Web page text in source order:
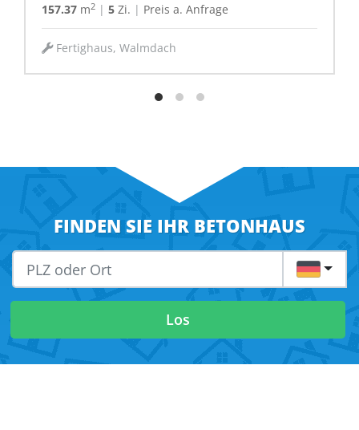
157.37 m2 | 5 Zi. | Preis a. Anfrage
Fertighaus, Walmdach
FINDEN SIE IHR BETONHAUS
DE
Los